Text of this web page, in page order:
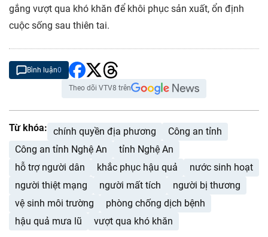
gắng vượt qua khó khăn để khôi phục sản xuất, ổn định
cuộc sống sau thiên tai.
Bình luận0
Theo dõi VTV8 trên
Từ khóa: chính quyền địa phương
Công an tỉnh
Công an tỉnh Nghệ An
tỉnh Nghệ An
hỗ trợ người dân
khắc phục hậu quả
nước sinh hoạt
người thiệt mạng
người mất tích
người bị thương
vệ sinh môi trường
phòng chống dịch bệnh
hậu quả mưa lũ
vượt qua khó khăn